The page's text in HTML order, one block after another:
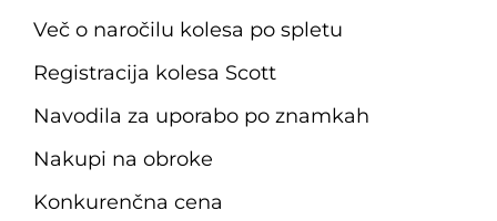
Več o naročilu kolesa po spletu
Registracija kolesa Scott
Navodila za uporabo po znamkah
Nakupi na obroke
Konkurenčna cena